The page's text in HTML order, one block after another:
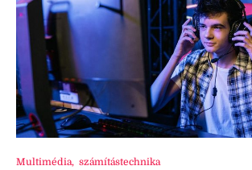
Multimédia, számítástechnika